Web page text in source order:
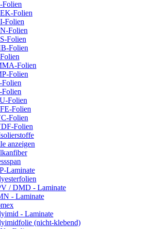
Folien
Folien
Folien
Folien
Folien
Folien
Folien
Folien
Folien
Folien
Folien
Folien
Folien
Folien
anzeigen
Laminate
/ DMD - Laminate
- Laminate
- Laminate
(nicht-klebend)